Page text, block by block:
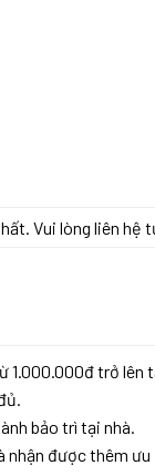
Vui lòng liên hệ
trở lên
bảo trì tại nhà.
được thêm ưu